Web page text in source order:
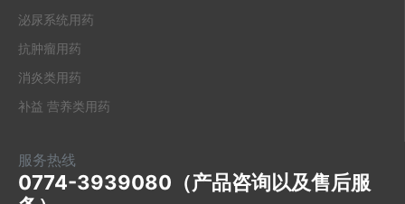
泌尿系统用药
抗肿瘤用药
消炎类用药
补益 营养类用药
服务热线
0774-3939080（产品咨询以及售后服